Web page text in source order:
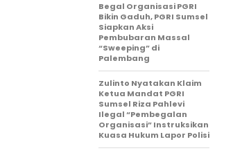
Begal Organisasi PGRI
Bikin Gaduh, PGRI Sumsel
Siapkan Aksi
Pembubaran Massal
“Sweeping” di
Palembang
Zulinto Nyatakan Klaim
Ketua Mandat PGRI
Sumsel Riza Pahlevi
Ilegal “Pembegalan
Organisasi” Instruksikan
Kuasa Hukum Lapor Polisi